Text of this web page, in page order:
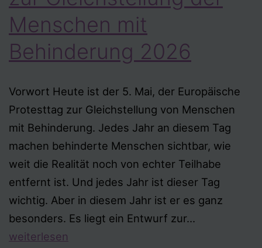
Menschen mit
Behinderung 2026
Vorwort Heute ist der 5. Mai, der Europäische
Protesttag zur Gleichstellung von Menschen
mit Behinderung. Jedes Jahr an diesem Tag
machen behinderte Menschen sichtbar, wie
weit die Realität noch von echter Teilhabe
entfernt ist. Und jedes Jahr ist dieser Tag
wichtig. Aber in diesem Jahr ist er es ganz
besonders. Es liegt ein Entwurf zur…
weiterlesen